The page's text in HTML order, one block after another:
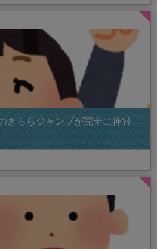
きららジャンプが完全に神ｷﾀ